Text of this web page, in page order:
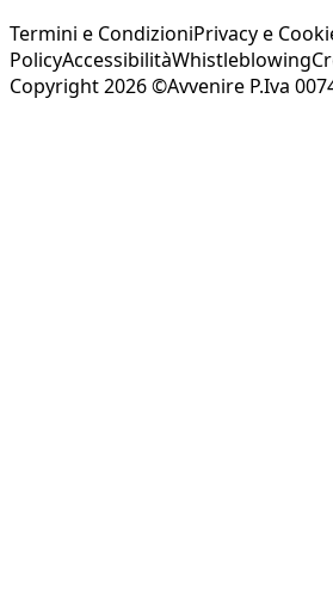
Termini e CondizioniPrivacy e
PolicyAccessibilitàWhistleblowing
Copyright 2026 ©Avvenire P.Iva